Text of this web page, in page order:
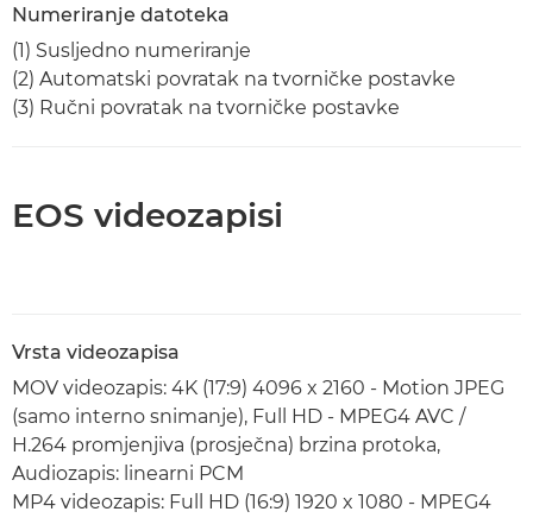
Numeriranje datoteka
(1) Susljedno numeriranje
(2) Automatski povratak na tvorničke postavke
(3) Ručni povratak na tvorničke postavke
EOS videozapisi
Vrsta videozapisa
MOV videozapis: 4K (17:9) 4096 x 2160 - Motion JPEG
(samo interno snimanje), Full HD - MPEG4 AVC /
H.264 promjenjiva (prosječna) brzina protoka,
Audiozapis: linearni PCM
MP4 videozapis: Full HD (16:9) 1920 x 1080 - MPEG4